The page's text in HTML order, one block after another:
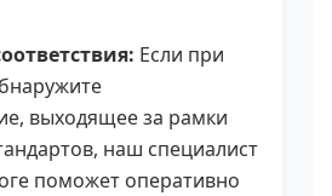
Если при
выходящее за рамки
наш специалист
поможет оперативно